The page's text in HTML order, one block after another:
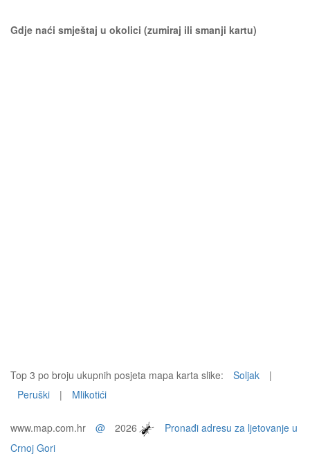
Gdje naći smještaj u okolici (zumiraj ili smanji kartu)
Top 3 po broju ukupnih posjeta mapa karta slike: Soljak
|
Peruški
| Mlikotići
www.map.com.hr @ 2026
Pronađi adresu za ljetovanje u
Crnoj Gori